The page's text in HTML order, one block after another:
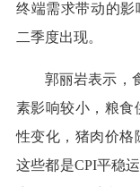
终端需求带动的影
二季度出现。
郭丽岩表示，
素影响较小，粮食
性变化，猪肉价格
这些都是CPI平稳